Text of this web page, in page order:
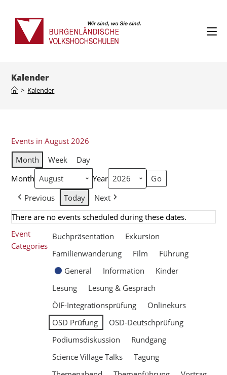
Kalender
> Kalender
Events in August 2026
Month
Week
Day
Month
Year
Previous
Today
Next
There are no events scheduled during these dates.
Event
Categories
Buchpräsentation
Exkursion
Familienwanderung
Film
Führung
General
Information
Kinder
Lesung
Lesung & Gespräch
ÖIF-Integrationsprüfung
Onlinekurs
ÖSD Prüfung
ÖSD-Deutschprüfung
Podiumsdiskussion
Rundgang
Science Village Talks
Tagung